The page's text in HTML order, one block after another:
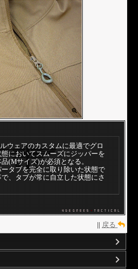
ウェアのカスタムに最適でグロ
においてスムーズにジッパーを
(Mサイズ)が必須となる。
タブを完全に取り除いた状態で
、タブが常に自立した状態にさ
|| 戻る